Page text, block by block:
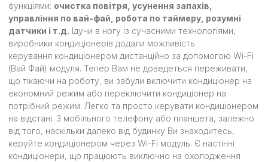
функціями: очистка повітря, усунення запахів,
управління по вай-фай, робота по таймеру, розумні
датчики і т.д. Ідучи в ногу із сучасними технологіями,
виробники кондиціонерів додали можливість
керування кондиціонером дистанційно за допомогою Wi-Fi
(Вай Фай) модуля. Тепер Вам не доведеться переживати,
що тікаючи на роботу, ви забули включити кондиціонер на
економний режим або переключити кондиціонер на
потрібний режим. Легко та просто керувати кондиціонером
на відстані. З мобільного телефону або планшета, залежно
від того, наскільки далеко від будинку Ви знаходитесь,
керуйте кондиціонером через Wi-Fi модуль. Є настінні
кондиціонери, що працюють виключно на охолодження